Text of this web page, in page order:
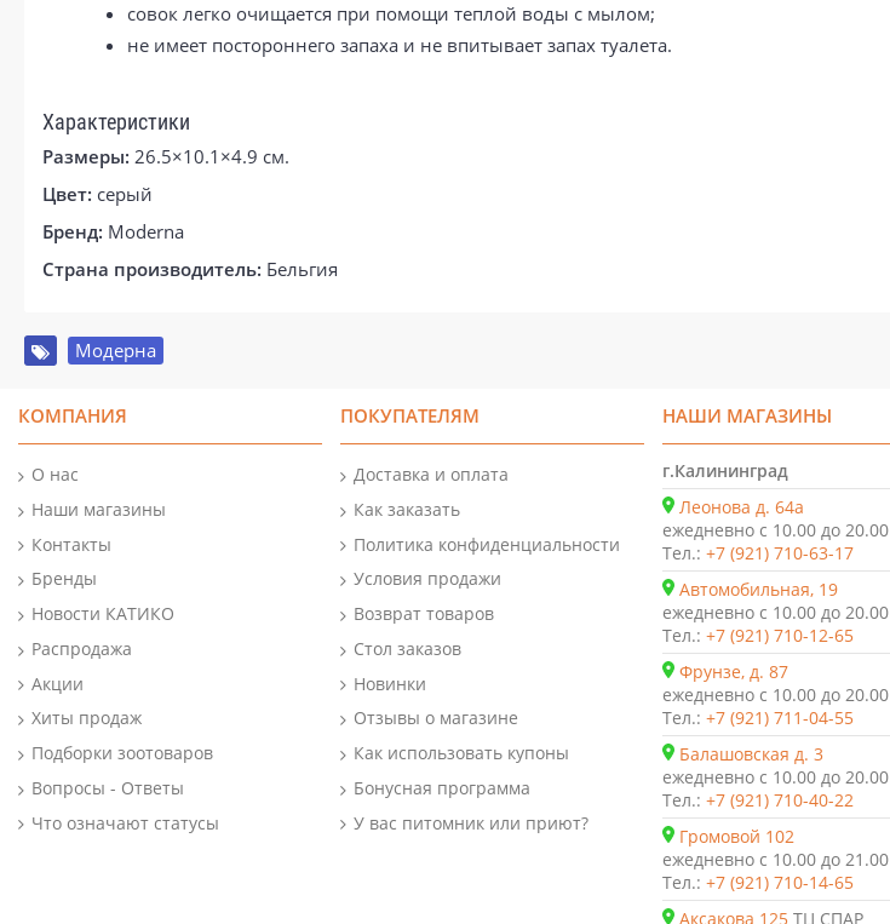
совок легко очищается при помощи теплой воды с мылом;
не имеет постороннего запаха и не впитывает запах туалета.
Характеристики
Размеры: 26.5×10.1×4.9 см.
Цвет: серый
Бренд: Moderna
Страна производитель: Бельгия
Модерна
КОМПАНИЯ
О нас
Наши магазины
Контакты
Бренды
Новости КАТИКО
Распродажа
Акции
Хиты продаж
Подборки зоотоваров
Вопросы - Ответы
Что означают статусы
ПОКУПАТЕЛЯМ
Доставка и оплата
Как заказать
Политика конфиденциальности
Условия продажи
Возврат товаров
Стол заказов
Новинки
Отзывы о магазине
Как использовать купоны
Бонусная программа
У вас питомник или приют?
НАШИ МАГАЗИНЫ
г.Калининград
Леонова д. 64а
ежедневно с 10.00 до 20.00
Тел.: +7 (921) 710-63-17
Автомобильная, 19
ежедневно с 10.00 до 20.00
Тел.: +7 (921) 710-12-65
Фрунзе, д. 87
ежедневно с 10.00 до 20.00
Тел.: +7 (921) 711-04-55
Балашовская д. 3
ежедневно с 10.00 до 20.00
Тел.: +7 (921) 710-40-22
Громовой 102
ежедневно с 10.00 до 21.00
Тел.: +7 (921) 710-14-65
Аксакова 125 ТЦ СПАР